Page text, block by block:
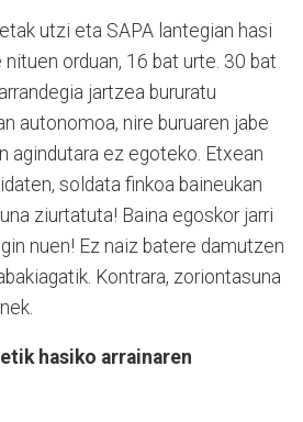
utzi eta SAPA lantegian hasi
orduan, 16 bat urte. 30 bat
jartzea bururatu
autonomoa, nire buruaren jabe
agindutara ez egoteko. Etxean
soldata finkoa baineukan
ziurtatuta! Baina egoskor jarri
nuen! Ez naiz batere damutzen
Kontrara, zoriontasuna
hasiko arrainaren